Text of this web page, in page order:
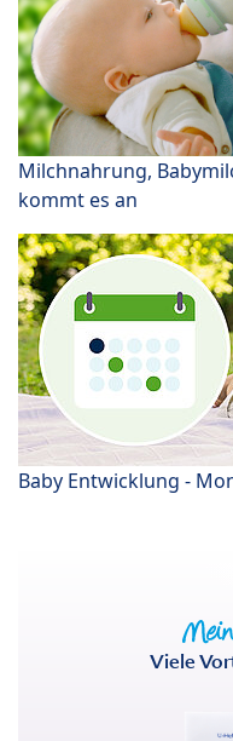
Milchnahrung,
kommt es an
Baby Entwicklung -
Viele